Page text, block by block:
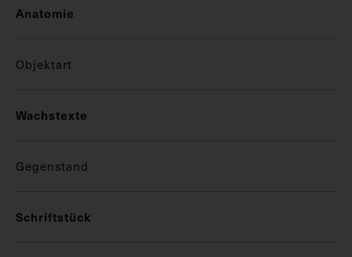
Anatomie
Objektart
Wachstexte
Gegenstand
Schriftstück